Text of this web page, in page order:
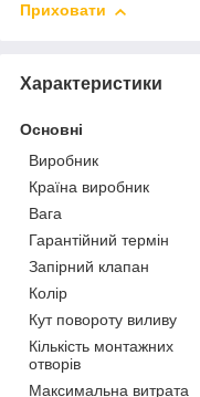
Приховати
Характеристики
Основні
Виробник
Країна виробник
Вага
Гарантійний термін
Запірний клапан
Колір
Кут повороту виливу
Кількість монтажних
отворів
Максимальна витрата